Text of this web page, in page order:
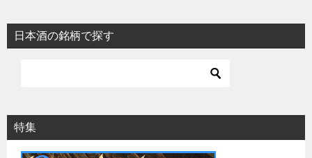
日本酒の銘柄で探す
特集